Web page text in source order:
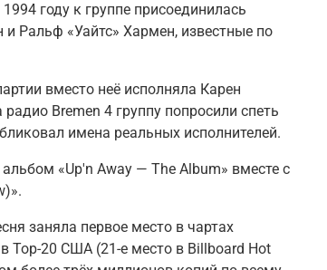
1994 году к группе присоединилась
Ральф «Уайтс» Хармен, известные по
вместо неё исполняла Карен
Bremen 4 группу попросили спеть
имена реальных исполнителей.
альбом «Up'n Away — The Album» вместе с
заняла первое место в чартах
Top-20 США (21-е место в Billboard Hot